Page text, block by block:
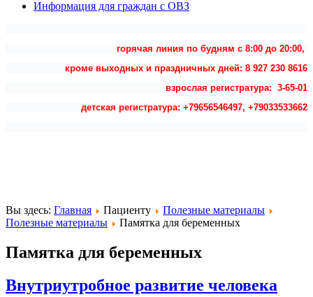
Информация для граждан с ОВЗ
горячая линия по будням с 8:00 до 20:00,
кроме выходных и праздничных дней: 8 927 230 8616
взрослая регистратура: 3-65-01
детская регистратура: +79656546497, +79033533662
Вы здесь: Главная Пациенту
Полезные материалы
Полезные материалы
Памятка для беременных
Памятка для беременных
Внутриутробное развитие человека